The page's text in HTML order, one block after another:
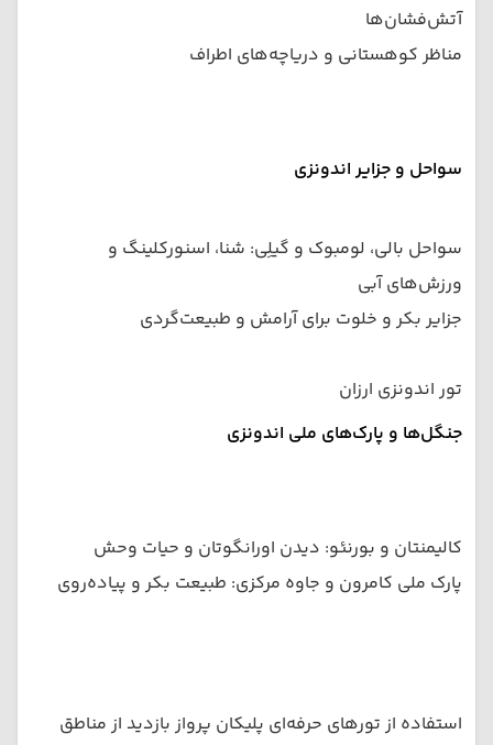
آتش‌فشان‌ها
مناظر کوهستانی و دریاچه‌های اطراف
سواحل و جزایر اندونزی
سواحل بالی، لومبوک و گیلِی: شنا، اسنورکلینگ و
ورزش‌های آبی
جزایر بکر و خلوت برای آرامش و طبیعت‌گردی
تور اندونزی ارزان
جنگل‌ها و پارک‌های ملی اندونزی
کالیمنتان و بورنئو: دیدن اورانگوتان و حیات وحش
پارک ملی کامرون و جاوه مرکزی: طبیعت بکر و پیاده‌روی
استفاده از تورهای حرفه‌ای پلیکان پرواز بازدید از مناطق